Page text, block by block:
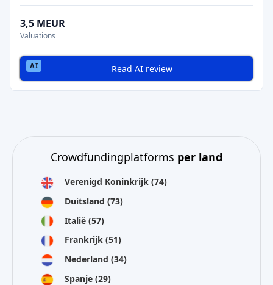
3,5 MEUR
Valuations
Read AI review
Crowdfundingplatforms per land
Verenigd Koninkrijk (74)
Duitsland (73)
Italië (57)
Frankrijk (51)
Nederland (34)
Spanje (29)